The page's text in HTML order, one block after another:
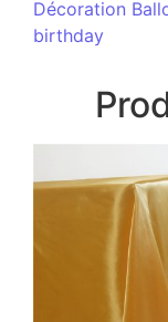
Décoration
birthday